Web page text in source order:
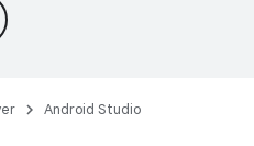
Android Studio